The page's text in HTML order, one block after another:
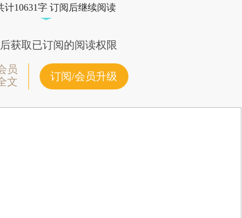
计10631字 订阅后继续阅读
获取已订阅的阅读权限
员
文
订阅/会员升级